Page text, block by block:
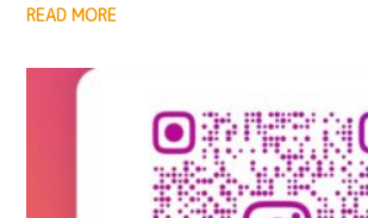
READ MORE